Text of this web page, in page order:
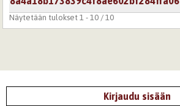
Näytetään tulokset 1 - 10 / 10
Kirjaudu sisään